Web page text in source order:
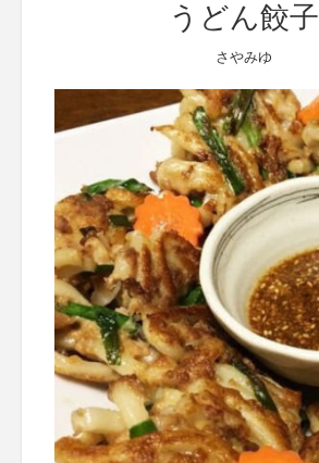
うどん餃子
さやみゆ